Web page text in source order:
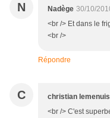
N Nadège 30/10/
<br /> Et dans le
<br />
Répondre
C christian
<br /> C'est